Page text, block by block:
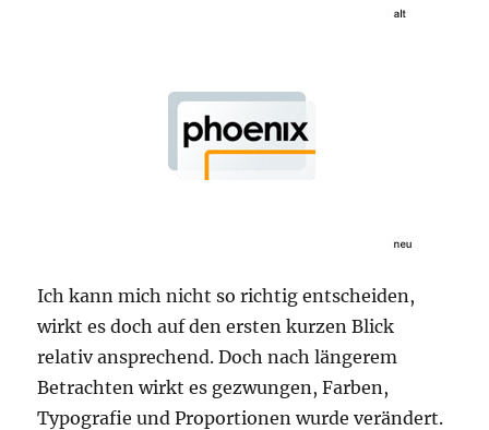
Ich kann mich nicht so richtig entscheiden,
wirkt es doch auf den ersten kurzen Blick
relativ ansprechend. Doch nach längerem
Betrachten wirkt es gezwungen, Farben,
Typografie und Proportionen wurde verändert.